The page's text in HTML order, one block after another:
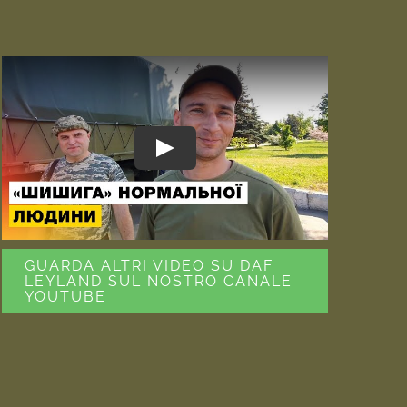
GUARDA ALTRI VIDEO SU DAF
LEYLAND SUL NOSTRO CANALE
YOUTUBE